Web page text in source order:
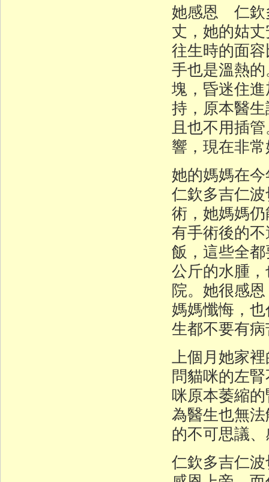
她感恩 仁欽
丈，她的姑
往生時的面
手也是溫熱
塊，昏迷住
持，原本醫
且也不用插
響，現在非
她的媽媽在
仁欽多吉仁
術，她媽媽
有手術後的
飯，這些全
公斤的水腫
院。她很感
媽媽懺悔，
生都不要有
上個月她家
問貓咪的左
咪原本萎縮
為醫生也無
的不可思議
仁欽多吉仁